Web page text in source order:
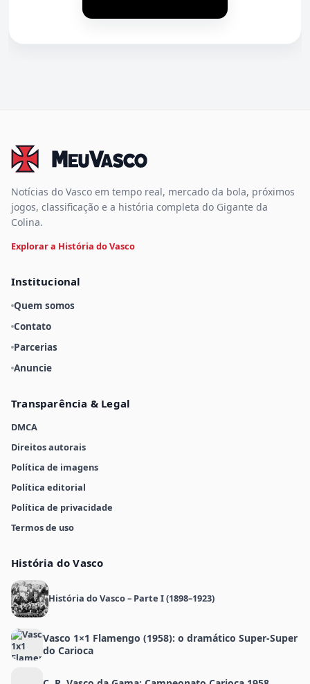
Notícias do Vasco em tempo real, mercado da bola, próximos
jogos, classificação e a história completa do Gigante da
Colina.
Explorar a História do Vasco
Institucional
Quem somos
Contato
Parcerias
Anuncie
Transparência & Legal
DMCA
Direitos autorais
Política de imagens
Política editorial
Política de privacidade
Termos de uso
História do Vasco
História do Vasco – Parte I (1898–1923)
Vasco 1×1 Flamengo (1958): o dramático Super-Super
do Carioca